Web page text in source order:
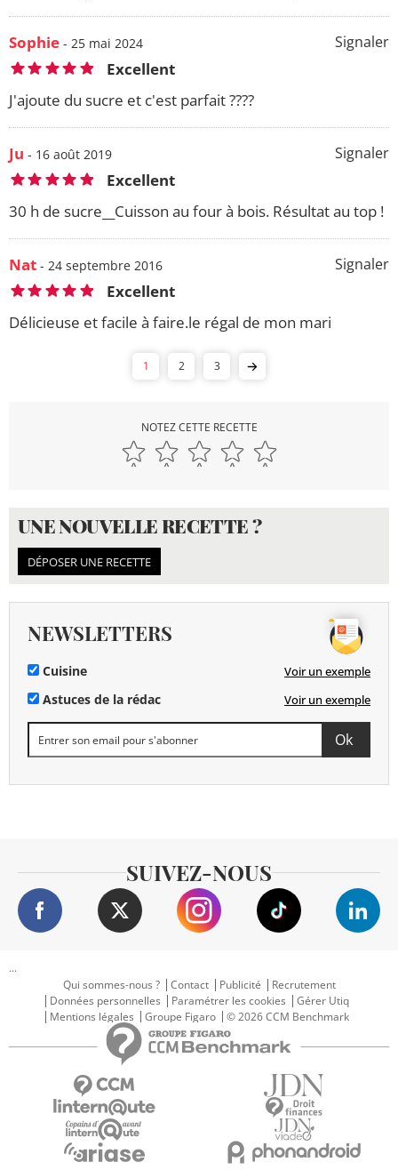
Signaler
Sophie - 25 mai 2024
Excellent
J'ajoute du sucre et c'est parfait ????
Signaler
Ju - 16 août 2019
Excellent
30 h de sucre__Cuisson au four à bois. Résultat au top !
Signaler
Nat - 24 septembre 2016
Excellent
Délicieuse et facile à faire.le régal de mon mari
1 2 3
NOTEZ CETTE RECETTE
UNE NOUVELLE RECETTE ?
DÉPOSER UNE RECETTE
NEWSLETTERS
Cuisine Voir un exemple
Astuces de la rédac Voir un exemple
SUIVEZ-NOUS
...
Qui sommes-nous ?
Contact Publicité
Recrutement
Données personnelles
Paramétrer les cookies
Gérer Utiq
Mentions légales
Groupe Figaro © 2026 CCM Benchmark